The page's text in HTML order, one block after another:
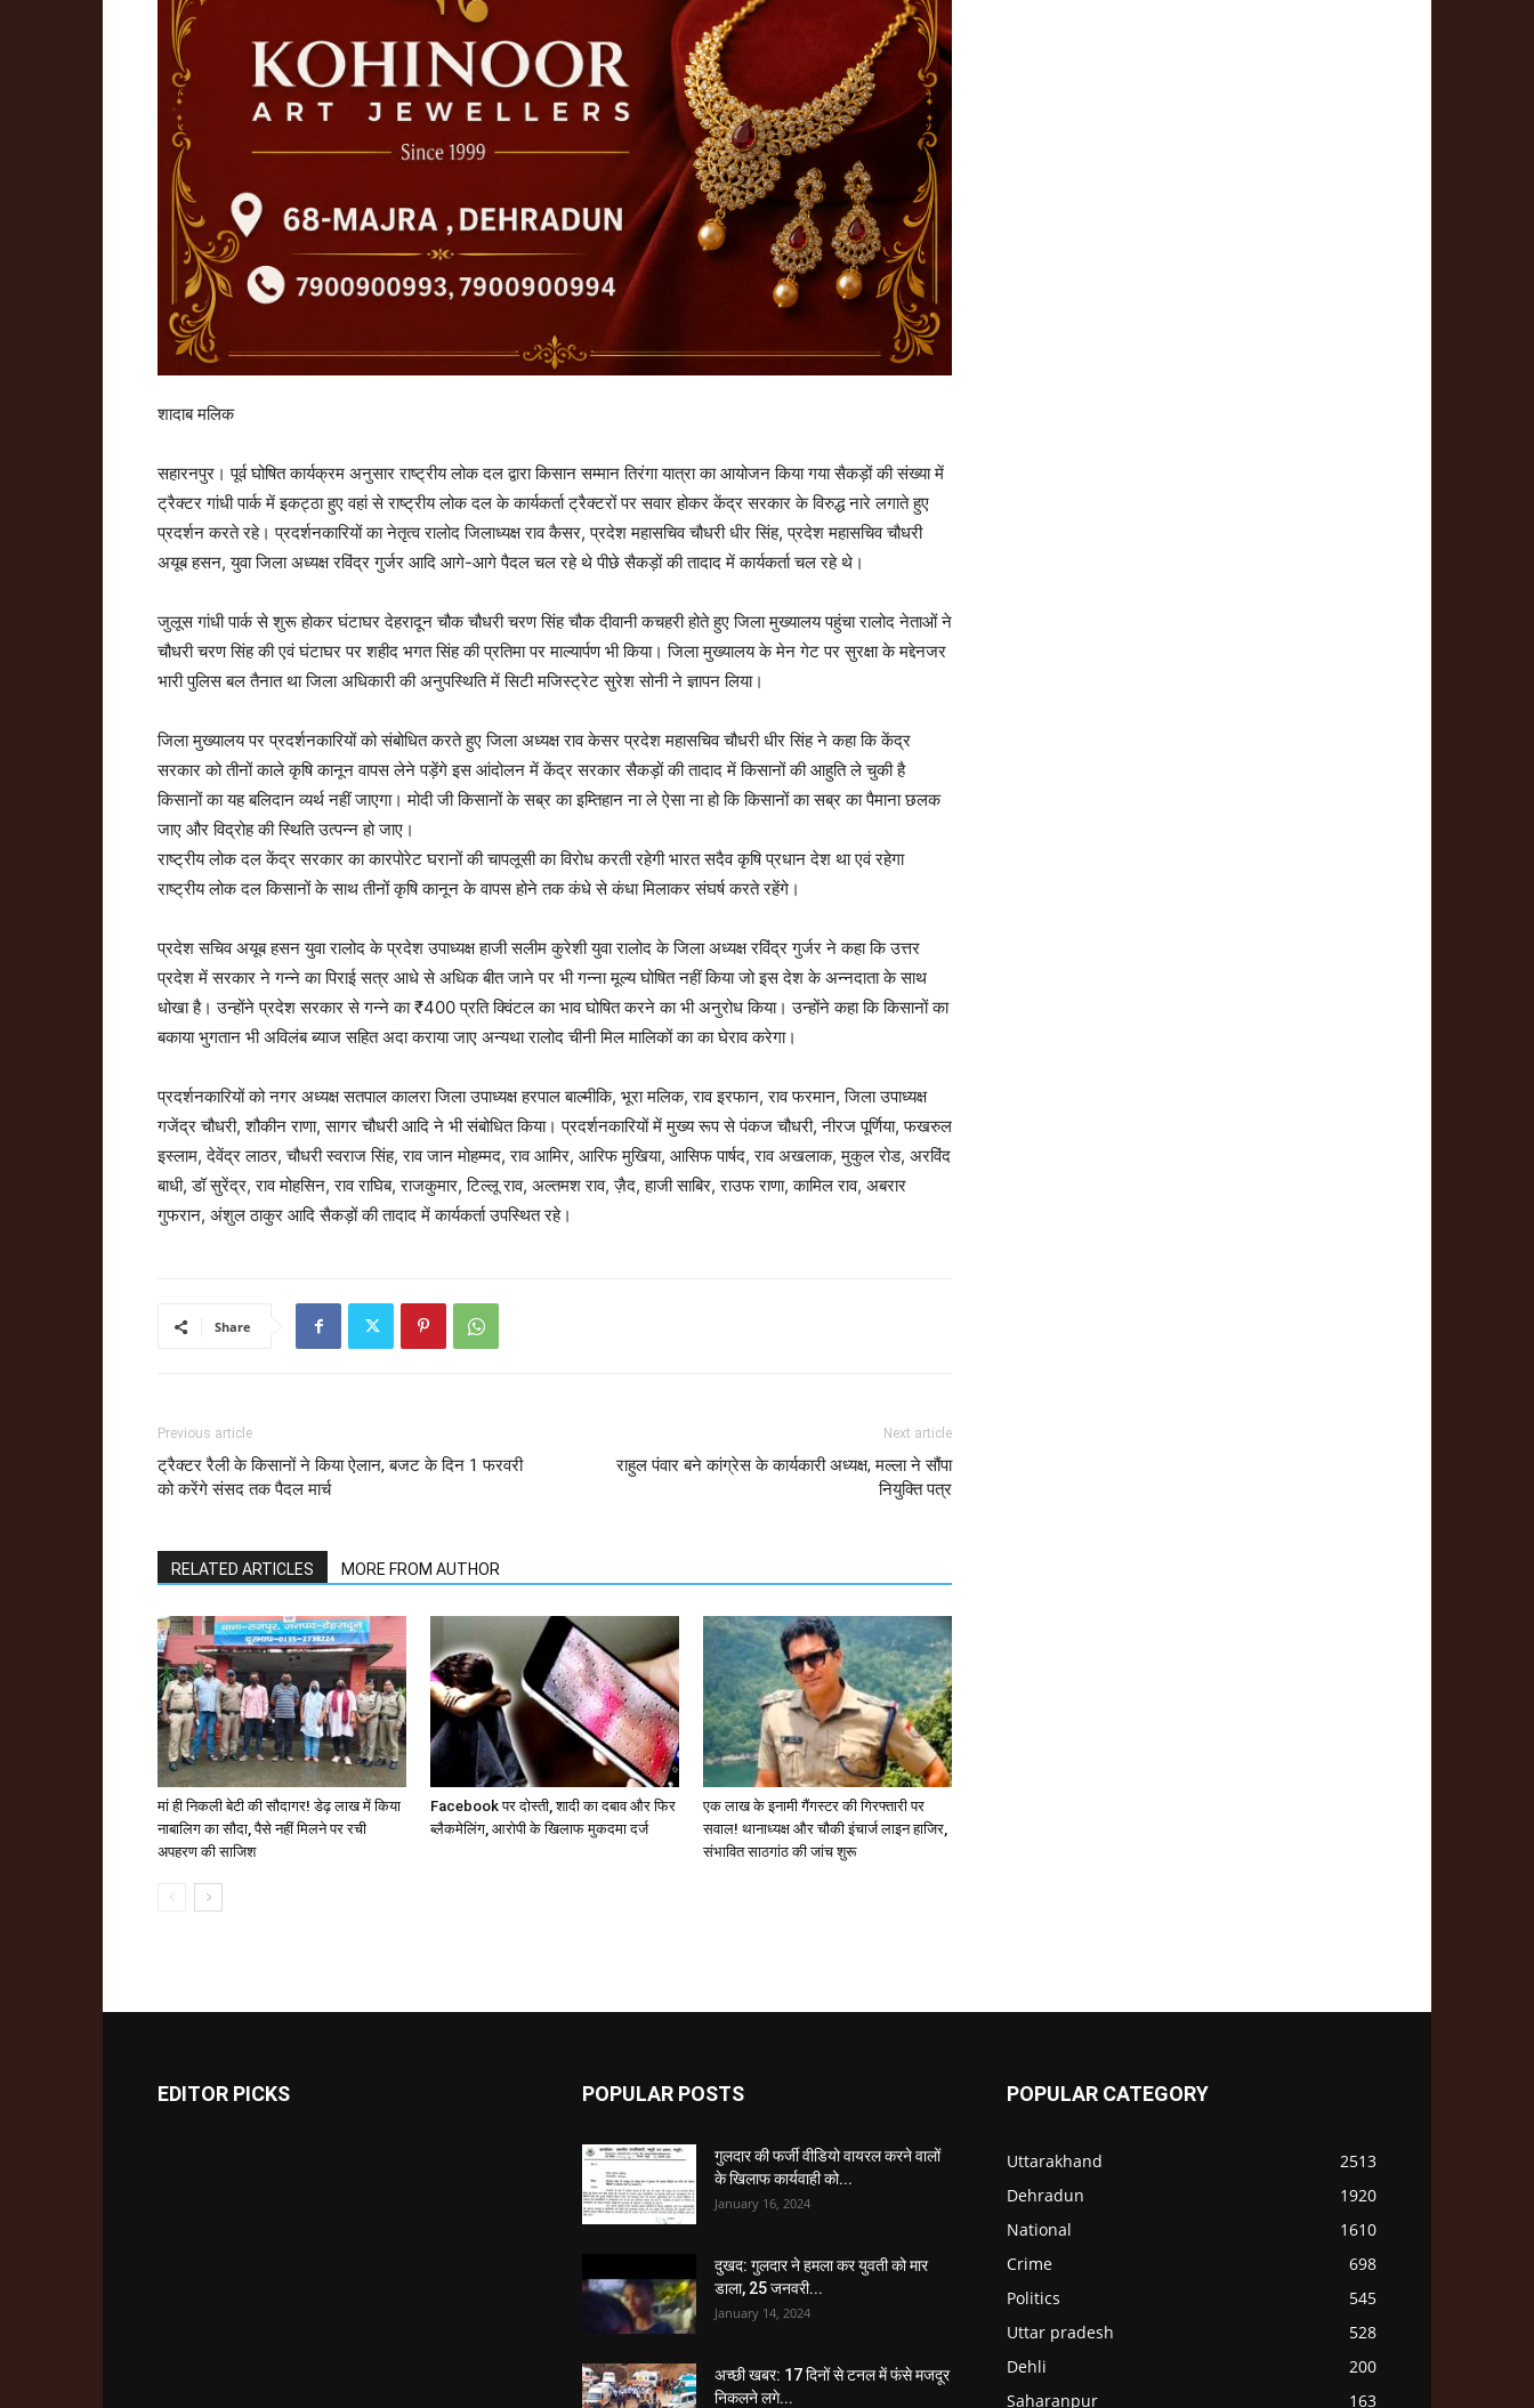
शादाब मलिक
सहारनपुर। पूर्व घोषित कार्यक्रम अनुसार राष्ट्रीय लोक दल द्वारा किसान सम्मान तिरंगा यात्रा का आयोजन किया गया सैकड़ों की संख्या में
ट्रैक्टर गांधी पार्क में इकट्ठा हुए वहां से राष्ट्रीय लोक दल के कार्यकर्ता ट्रैक्टरों पर सवार होकर केंद्र सरकार के विरुद्ध नारे लगाते हुए
प्रदर्शन करते रहे। प्रदर्शनकारियों का नेतृत्व रालोद जिलाध्यक्ष राव कैसर, प्रदेश महासचिव चौधरी धीर सिंह, प्रदेश महासचिव चौधरी
अयूब हसन, युवा जिला अध्यक्ष रविंद्र गुर्जर आदि आगे-आगे पैदल चल रहे थे पीछे सैकड़ों की तादाद में कार्यकर्ता चल रहे थे।
जुलूस गांधी पार्क से शुरू होकर घंटाघर देहरादून चौक चौधरी चरण सिंह चौक दीवानी कचहरी होते हुए जिला मुख्यालय पहुंचा रालोद नेताओं ने
चौधरी चरण सिंह की एवं घंटाघर पर शहीद भगत सिंह की प्रतिमा पर माल्यार्पण भी किया। जिला मुख्यालय के मेन गेट पर सुरक्षा के मद्देनजर
भारी पुलिस बल तैनात था जिला अधिकारी की अनुपस्थिति में सिटी मजिस्ट्रेट सुरेश सोनी ने ज्ञापन लिया।
जिला मुख्यालय पर प्रदर्शनकारियों को संबोधित करते हुए जिला अध्यक्ष राव केसर प्रदेश महासचिव चौधरी धीर सिंह ने कहा कि केंद्र
सरकार को तीनों काले कृषि कानून वापस लेने पड़ेंगे इस आंदोलन में केंद्र सरकार सैकड़ों की तादाद में किसानों की आहुति ले चुकी है
किसानों का यह बलिदान व्यर्थ नहीं जाएगा। मोदी जी किसानों के सब्र का इम्तिहान ना ले ऐसा ना हो कि किसानों का सब्र का पैमाना छलक
जाए और विद्रोह की स्थिति उत्पन्न हो जाए।
राष्ट्रीय लोक दल केंद्र सरकार का कारपोरेट घरानों की चापलूसी का विरोध करती रहेगी भारत सदैव कृषि प्रधान देश था एवं रहेगा
राष्ट्रीय लोक दल किसानों के साथ तीनों कृषि कानून के वापस होने तक कंधे से कंधा मिलाकर संघर्ष करते रहेंगे।
प्रदेश सचिव अयूब हसन युवा रालोद के प्रदेश उपाध्यक्ष हाजी सलीम कुरेशी युवा रालोद के जिला अध्यक्ष रविंद्र गुर्जर ने कहा कि उत्तर
प्रदेश में सरकार ने गन्ने का पिराई सत्र आधे से अधिक बीत जाने पर भी गन्ना मूल्य घोषित नहीं किया जो इस देश के अन्नदाता के साथ
धोखा है। उन्होंने प्रदेश सरकार से गन्ने का ₹400 प्रति क्विंटल का भाव घोषित करने का भी अनुरोध किया। उन्होंने कहा कि किसानों का
बकाया भुगतान भी अविलंब ब्याज सहित अदा कराया जाए अन्यथा रालोद चीनी मिल मालिकों का का घेराव करेगा।
प्रदर्शनकारियों को नगर अध्यक्ष सतपाल कालरा जिला उपाध्यक्ष हरपाल बाल्मीकि, भूरा मलिक, राव इरफान, राव फरमान, जिला उपाध्यक्ष
गजेंद्र चौधरी, शौकीन राणा, सागर चौधरी आदि ने भी संबोधित किया। प्रदर्शनकारियों में मुख्य रूप से पंकज चौधरी, नीरज पूर्णिया, फखरुल
इस्लाम, देवेंद्र लाठर, चौधरी स्वराज सिंह, राव जान मोहम्मद, राव आमिर, आरिफ मुखिया, आसिफ पार्षद, राव अखलाक, मुकुल रोड, अरविंद
बाधी, डॉ सुरेंद्र, राव मोहसिन, राव राघिब, राजकुमार, टिल्लू राव, अल्तमश राव, ज़ैद, हाजी साबिर, राउफ राणा, कामिल राव, अबरार
गुफरान, अंशुल ठाकुर आदि सैकड़ों की तादाद में कार्यकर्ता उपस्थित रहे।
Share
Previous article
ट्रैक्टर रैली के किसानों ने किया ऐलान, बजट के दिन 1 फरवरी
को करेंगे संसद तक पैदल मार्च
Next article
राहुल पंवार बने कांग्रेस के कार्यकारी अध्यक्ष, मल्ला ने सौंपा
नियुक्ति पत्र
RELATED ARTICLES MORE FROM AUTHOR
मां ही निकली बेटी की सौदागर! डेढ़ लाख में किया
नाबालिग का सौदा, पैसे नहीं मिलने पर रची
अपहरण की साजिश
Facebook पर दोस्ती, शादी का दबाव और फिर
ब्लैकमेलिंग, आरोपी के खिलाफ मुकदमा दर्ज
एक लाख के इनामी गैंगस्टर की गिरफ्तारी पर
सवाल! थानाध्यक्ष और चौकी इंचार्ज लाइन हाजिर,
संभावित साठगांठ की जांच शुरू
EDITOR PICKS POPULAR POSTS
गुलदार की फर्जी वीडियो वायरल करने वालों
के खिलाफ कार्यवाही को...
January 16, 2024
दुखद: गुलदार ने हमला कर युवती को मार
डाला, 25 जनवरी...
January 14, 2024
अच्छी खबर: 17 दिनों से टनल में फंसे मजदूर
निकलने लगे...
POPULAR CATEGORY
Uttarakhand
2513
Dehradun
1920
National
1610
Crime
698
Politics
545
Uttar pradesh
528
Dehli
200
Saharanpur
163